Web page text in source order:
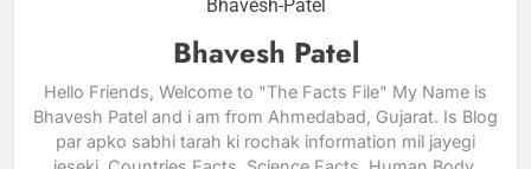
Bhavesh-Patel
Bhavesh Patel
Hello Friends, Welcome to "The Facts File" My Name is
Bhavesh Patel and i am from Ahmedabad, Gujarat. Is Blog
par apko sabhi tarah ki rochak information mil jayegi